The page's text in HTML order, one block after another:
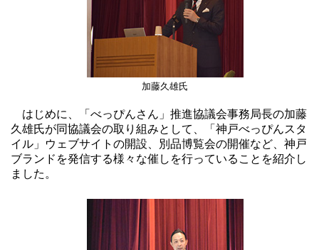
加藤久雄氏
はじめに、「べっぴんさん」推進協議会事務局長の加藤
久雄氏が同協議会の取り組みとして、「神戸べっぴんスタ
イル」ウェブサイトの開設、別品博覧会の開催など、神戸
ブランドを発信する様々な催しを行っていることを紹介し
ました。